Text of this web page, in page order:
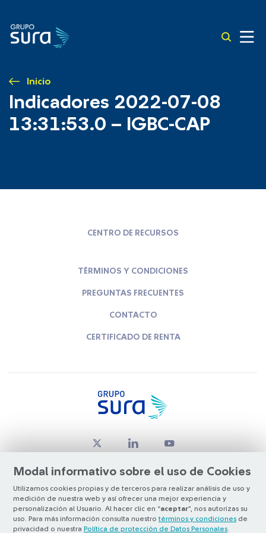
Inicio
Indicadores 2022-07-08
13:31:53.0 – IGBC-CAP
Modal informativo sobre el uso de Cookies
Utilizamos cookies propias y de terceros para realizar análisis de uso y
medición de nuestra web y así ofrecer una mejor experiencia y
personalización al Usuario. Al hacer clic en “aceptar”, nos autorizas su
uso. Para más información consulta nuestro términos y condiciones de
privacidad o nuestra Política de protección de Datos Personales
CENTRO DE RECURSOS
TÉRMINOS Y CONDICIONES
PREGUNTAS FRECUENTES
CONTACTO
CERTIFICADO DE RENTA
© Copyright Grupo SURA 2026